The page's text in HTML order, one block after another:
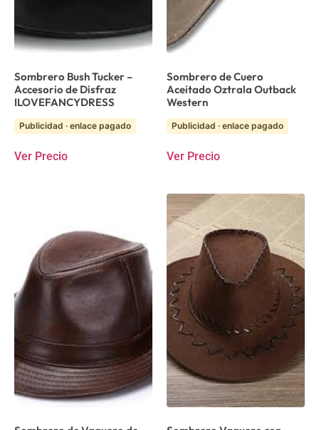
Sombrero Bush Tucker –
Accesorio de Disfraz
ILOVEFANCYDRESS
Publicidad · enlace pagado
Ver Precio
Sombrero de Cuero
Aceitado Oztrala Outback
Western
Publicidad · enlace pagado
Ver Precio